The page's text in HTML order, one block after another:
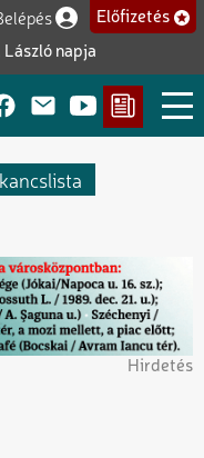
napja
fiók
Előfizetés
Hirdetés